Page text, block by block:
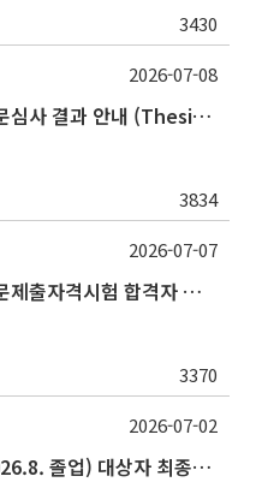
3430
2026학년도 1학기 석·박사 논문심사 결과 안내 (Thesis Defense Result)
3834
2026-07-08
2026학년도 2학기 석·박사 논문제출자격시험 합격자 공고(TSQ Exam Result)
3370
2026-07-07
2025학년도 후기 학위수여(2026.8. 졸업) 대상자 최종인준 논문 제출 안내
2026-07-02